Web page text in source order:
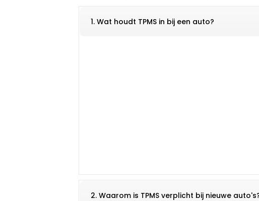
1. Wat houdt TPMS in bij een auto?
2. Waarom is TPMS verplicht bij nieuwe